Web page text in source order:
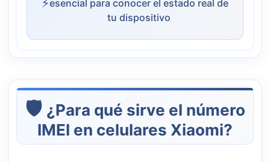
esencial para conocer el estado real de
tu dispositivo
¿Para qué sirve el número
IMEI en celulares Xiaomi?